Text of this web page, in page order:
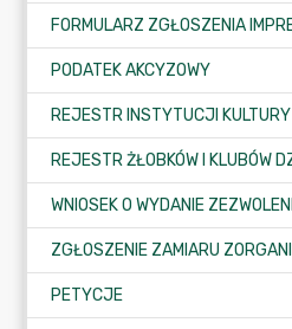
PODATEK AKCYZOWY
REJESTR INSTYTUCJI KULTURY
PETYCJE